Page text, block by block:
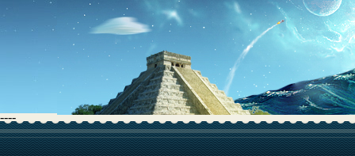
----